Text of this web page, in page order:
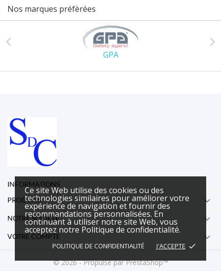
Ce site Web utilise des cookies ou des
technologies similaires pour améliorer votre
expérience de navigation et fournir des
recommandations personnalisées. En
continuant à utiliser notre site Web, vous
acceptez notre Politique de confidentialité.
POLITIQUE DE CONFIDENTIALITÉ J'ACCEPTE done
Nos marques préfèrées

GPA

INFORMATIONS
PRODUITS

NOTRE SOCIÉTÉ 
VOTRE COMPTE 
© 2026 - Propulsé par PrestaShop™